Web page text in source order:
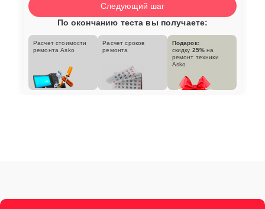
Следующий шаг
По окончанию теста вы получаете:
Расчет стоимости
ремонта Asko
Расчет сроков
ремонта
Подарок:
скидку 25% на
ремонт техники
Asko